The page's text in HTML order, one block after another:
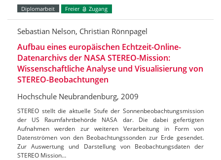
Diplomarbeit Freier Zugang
Sebastian Nelson, Christian Rönnpagel
Aufbau eines europäischen Echtzeit-Online-
Datenarchivs der NASA STEREO-Mission:
Wissenschaftliche Analyse und Visualisierung von
STEREO-Beobachtungen
Hochschule Neubrandenburg, 2009
STEREO stellt die aktuelle Stufe der Sonnenbeobachtungsmission
der US Raumfahrtbehörde NASA dar. Die dabei gefertigten
Aufnahmen werden zur weiteren Verarbeitung in Form von
Datenströmen von den Beobachtungssonden zur Erde gesendet.
Zur Auswertung und Darstellung von Beobachtungsdaten der
STEREO Mission…